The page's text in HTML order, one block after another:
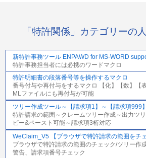
「特許関係」カテゴリーの
新特許事務ツール ENPAWD for MS-WORD
特許事務担当者には必携のワードマクロ
特許明細書の段落番号等を操作するマクロ
番号付与や再付与をするマクロ 【化】【数】【
MLファイルにも再付与が可能
ツリー作成ツール～【請求項1】～【請求項999】
特許請求の範囲～クレームツリー作成～出力ツ
ピー&ペースト可能～請求項3桁対応
WeClaim_V5 【ブラウザで特許請求の範囲をチェ
ブラウザで特許請求の範囲のチェック/ツリー作
警告、請求項番号チェック